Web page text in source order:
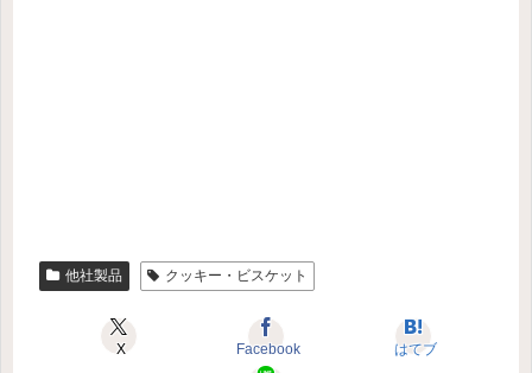
他社製品 クッキー・ビスケット
X Facebook はてブ